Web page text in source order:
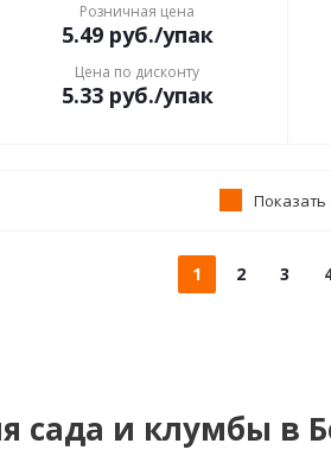
Розничная цена
5.49руб./упак
Цена по дисконту
5.33руб./упак
1 2 3
сада и клумбы в